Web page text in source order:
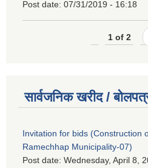
Post date: 07/31/2019 - 16:18
1 of 2
सार्वजनिक खरीद /
Invitation for bids (Construction
Ramechhap Municipality-07)
Post date: Wednesday, April 8,